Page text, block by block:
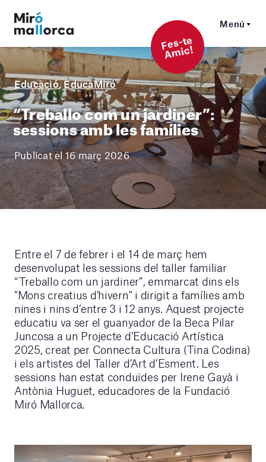
Menú
F
es-t
e
A
mi
c!
Educació,EducaMiró
“Treballo com un jardiner”:
sessions amb les famílies
Publicat el 16 març 2026
Entre el 7 de febrer i el 14 de març hem
desenvolupat les sessions del taller familiar
“Treballo com un jardiner”, emmarcat dins els
"Mons creatius d'hivern" i dirigit a famílies amb
nines i nins d’entre 3 i 12 anys. Aquest projecte
educatiu va ser el guanyador de la Beca Pilar
Juncosa a un Projecte d’Educació Artística
2025, creat per Connecta Cultura (Tina Codina)
i els artistes del Taller d’Art d’Esment. Les
sessions han estat conduïdes per Irene Gayà i
Antònia Huguet, educadores de la Fundació
Miró Mallorca.